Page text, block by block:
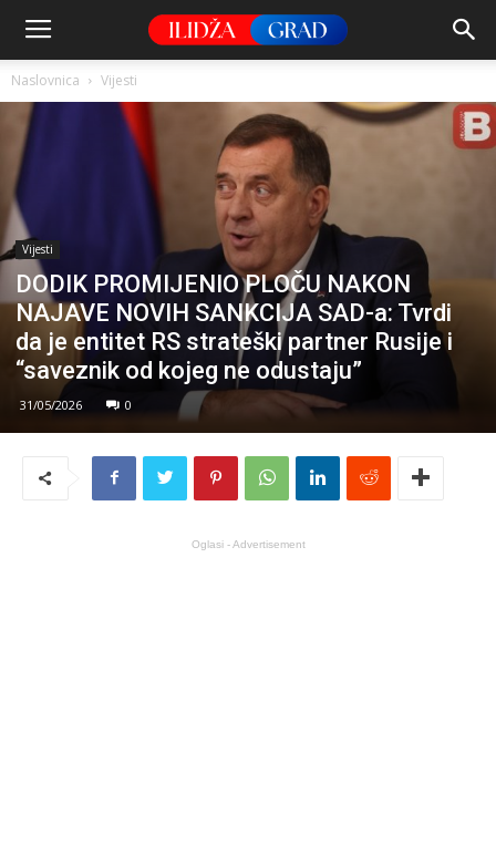
Naslovnica Vijesti
Vijesti
DODIK PROMIJENIO PLOČU NAKON
NAJAVE NOVIH SANKCIJA SAD-a: Tvrdi
da je entitet RS strateški partner Rusije i
“saveznik od kojeg ne odustaju”
31/05/2026 0
Oglasi - Advertisement